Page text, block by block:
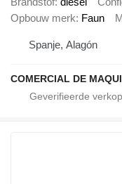
Opbouw merk Faun
Spanje, Alagón
COMERCIAL DE